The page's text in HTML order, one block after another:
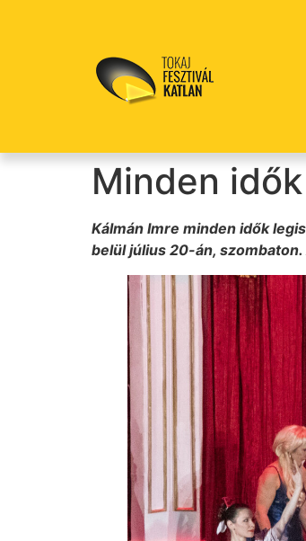
Minden
Kálmán Imre minden idők
belül július 20-án,